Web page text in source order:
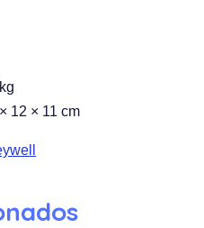
12 × 11 cm